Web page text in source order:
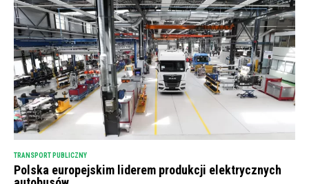
TRANSPORT PUBLICZNY
Polska europejskim liderem produkcji elektrycznych